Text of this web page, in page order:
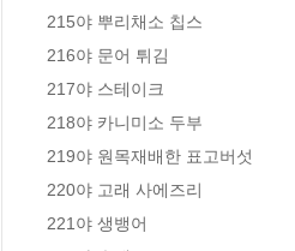
215야 뿌리채소 칩스
216야 문어 튀김
217야 스테이크
218야 카니미소 두부
219야 원목재배한 표고버섯
220야 고래 사에즈리
221야 생뱅어